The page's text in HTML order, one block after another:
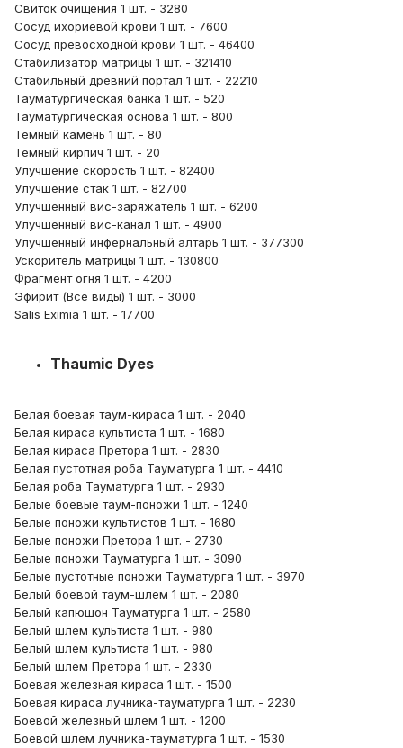
Свиток очищения 1 шт. - 3280
Сосуд ихориевой крови 1 шт. - 7600
Сосуд превосходной крови 1 шт. - 46400
Стабилизатор матрицы 1 шт. - 321410
Стабильный древний портал 1 шт. - 22210
Тауматургическая банка 1 шт. - 520
Тауматургическая основа 1 шт. - 800
Тёмный камень 1 шт. - 80
Тёмный кирпич 1 шт. - 20
Улучшение скорость 1 шт. - 82400
Улучшение стак 1 шт. - 82700
Улучшенный вис-заряжатель 1 шт. - 6200
Улучшенный вис-канал 1 шт. - 4900
Улучшенный инфернальный алтарь 1 шт. - 377300
Ускоритель матрицы 1 шт. - 130800
Фрагмент огня 1 шт. - 4200
Эфирит (Все виды) 1 шт. - 3000
Salis Eximia 1 шт. - 17700
Thaumic Dyes
Белая боевая таум-кираса 1 шт. - 2040
Белая кираса культиста 1 шт. - 1680
Белая кираса Претора 1 шт. - 2830
Белая пустотная роба Тауматурга 1 шт. - 4410
Белая роба Тауматурга 1 шт. - 2930
Белые боевые таум-поножи 1 шт. - 1240
Белые поножи культистов 1 шт. - 1680
Белые поножи Претора 1 шт. - 2730
Белые поножи Тауматурга 1 шт. - 3090
Белые пустотные поножи Тауматурга 1 шт. - 3970
Белый боевой таум-шлем 1 шт. - 2080
Белый капюшон Тауматурга 1 шт. - 2580
Белый шлем культиста 1 шт. - 980
Белый шлем культиста 1 шт. - 980
Белый шлем Претора 1 шт. - 2330
Боевая железная кираса 1 шт. - 1500
Боевая кираса лучника-тауматурга 1 шт. - 2230
Боевой железный шлем 1 шт. - 1200
Боевой шлем лучника-тауматурга 1 шт. - 1530